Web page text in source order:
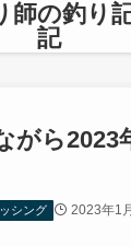
師の釣り
記
がら2023
シング 2023年1